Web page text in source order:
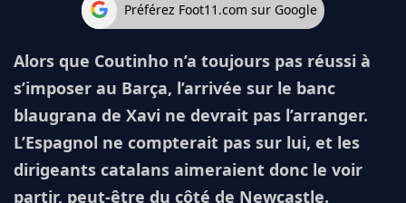
Préférez Foot11.com sur Google
Alors que Coutinho n’a toujours pas réussi à
s’imposer au Barça, l’arrivée sur le banc
blaugrana de Xavi ne devrait pas l’arranger.
L’Espagnol ne compterait pas sur lui, et les
dirigeants catalans aimeraient donc le voir
partir, peut-être du côté de Newcastle.